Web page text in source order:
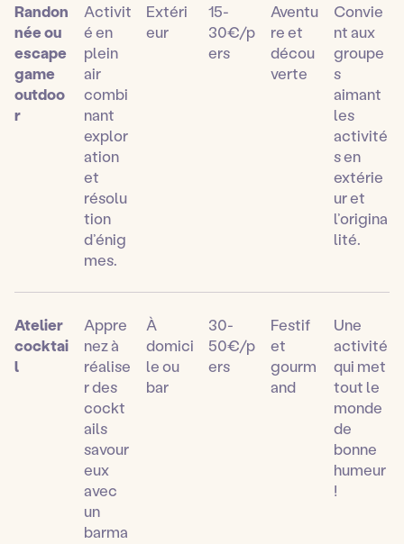
Randon
née ou
escape
game
outdoo
r
Activit
é en
plein
air
combi
nant
explor
ation
et
résolu
tion
d’énig
mes.
Extéri
eur
15-
30€/p
ers
Aventu
re et
décou
verte
Convie
nt aux
groupe
s
aimant
les
activité
s en
extérie
ur et
l’origina
lité.
Atelier
cocktai
l
Appre
nez à
réalise
r des
cockt
ails
savour
eux
avec
un
barma
À
domici
le ou
bar
30-
50€/p
ers
Festif
et
gourm
and
Une
activité
qui met
tout le
monde
de
bonne
humeur
!